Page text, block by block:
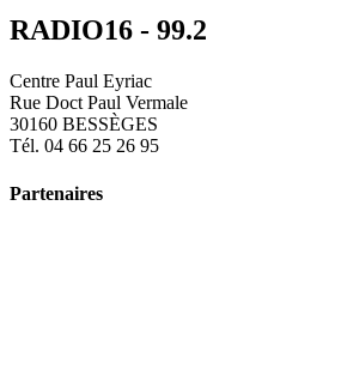
RADIO16 - 99.2
Centre Paul Eyriac
Rue Doct Paul Vermale
30160 BESSÈGES
Tél. 04 66 25 26 95
Partenaires